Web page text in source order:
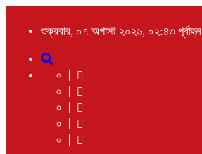
শুক্রবার, ০৭ অগাস্ট ২০২৬, ০২:৪৩ পূর্বাহ্ন